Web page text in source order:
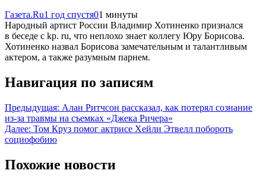
Газета.Ru1 год спустя01 минуты
Народный артист России Владимир Хотиненко признался
в беседе с kp. ru, что неплохо знает коллегу Юру Борисова.
Хотиненко назвал Борисова замечательным и талантливым
актером, а также разумным парнем.
Навигация по записям
Предыдущая: Алан Ритчсон рассказал, как потерял сознание
из-за травмы на съемках «Джека Ричера»
Далее: Том Круз помог актрисе Хейли Этвелл побороть
социофобию
Похожие новости